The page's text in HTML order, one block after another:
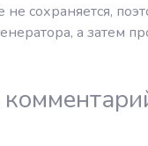
сохраняется,
а затем